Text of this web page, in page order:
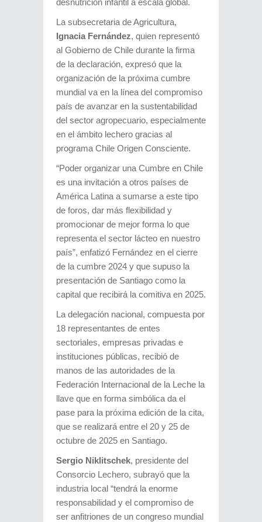
desnutrición infantil a escala global.
La subsecretaria de Agricultura,
Ignacia Fernández, quien representó
al Gobierno de Chile durante la firma
de la declaración, expresó que la
organización de la próxima cumbre
mundial va en la línea del compromiso
país de avanzar en la sustentabilidad
del sector agropecuario, especialmente
en el ámbito lechero gracias al
programa Chile Origen Consciente.
“Poder organizar una Cumbre en Chile
es una invitación a otros países de
América Latina a sumarse a este tipo
de foros, dar más flexibilidad y
promocionar de mejor forma lo que
representa el sector lácteo en nuestro
país”, enfatizó Fernández en el cierre
de la cumbre 2024 y que supuso la
presentación de Santiago como la
capital que recibirá la comitiva en 2025.
La delegación nacional, compuesta por
18 representantes de entes
sectoriales, empresas privadas e
instituciones públicas, recibió de
manos de las autoridades de la
Federación Internacional de la Leche la
llave que en forma simbólica da el
pase para la próxima edición de la cita,
que se realizará entre el 20 y 25 de
octubre de 2025 en Santiago.
Sergio Niklitschek, presidente del
Consorcio Lechero, subrayó que la
industria local “tendrá la enorme
responsabilidad y el compromiso de
ser anfitriones de un congreso mundial